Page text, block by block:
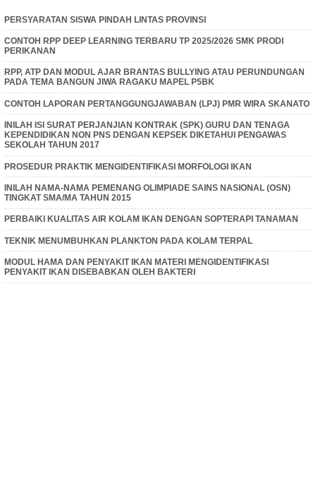
PERSYARATAN SISWA PINDAH LINTAS PROVINSI
CONTOH RPP DEEP LEARNING TERBARU TP 2025/2026 SMK PRODI
PERIKANAN
RPP, ATP DAN MODUL AJAR BRANTAS BULLYING ATAU PERUNDUNGAN
PADA TEMA BANGUN JIWA RAGAKU MAPEL P5BK
CONTOH LAPORAN PERTANGGUNGJAWABAN (LPJ) PMR WIRA SKANATO
INILAH ISI SURAT PERJANJIAN KONTRAK (SPK) GURU DAN TENAGA
KEPENDIDIKAN NON PNS DENGAN KEPSEK DIKETAHUI PENGAWAS
SEKOLAH TAHUN 2017
PROSEDUR PRAKTIK MENGIDENTIFIKASI MORFOLOGI IKAN
INILAH NAMA-NAMA PEMENANG OLIMPIADE SAINS NASIONAL (OSN)
TINGKAT SMA/MA TAHUN 2015
PERBAIKI KUALITAS AIR KOLAM IKAN DENGAN SOPTERAPI TANAMAN
TEKNIK MENUMBUHKAN PLANKTON PADA KOLAM TERPAL
MODUL HAMA DAN PENYAKIT IKAN MATERI MENGIDENTIFIKASI
PENYAKIT IKAN DISEBABKAN OLEH BAKTERI